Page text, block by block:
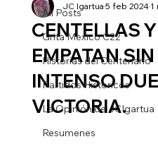
All Posts
Grita Mexico C22
Historias del Centenario
Partidos Historicos
La Opinión de JCIgartua
Resumenes
CENTELLAS
EMPATAN
INTENSO
VICTORIA.
JC Igartua5 feb 20241